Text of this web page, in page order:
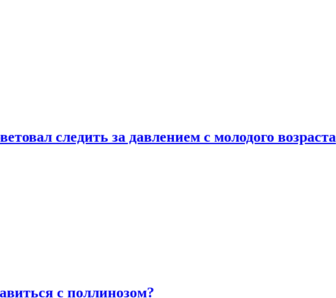
следить за давлением с молодого возраста
с поллинозом?